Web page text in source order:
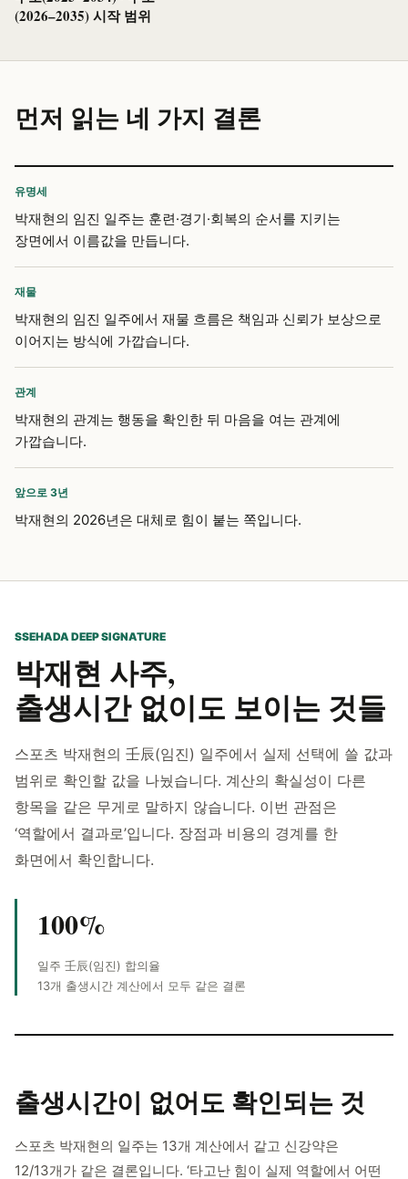
(2026–2035) 시작 범위
먼저 읽는 네 가지 결론
유명세
박재현의 임진 일주는 훈련·경기·회복의 순서를 지키는
장면에서 이름값을 만듭니다.
재물
박재현의 임진 일주에서 재물 흐름은 책임과 신뢰가 보상으로
이어지는 방식에 가깝습니다.
관계
박재현의 관계는 행동을 확인한 뒤 마음을 여는 관계에
가깝습니다.
앞으로 3년
박재현의 2026년은 대체로 힘이 붙는 쪽입니다.
SSEHADA DEEP SIGNATURE
박재현 사주,
출생시간 없이도 보이는 것들
스포츠 박재현의 壬辰(임진) 일주에서 실제 선택에 쓸 값과
범위로 확인할 값을 나눴습니다. 계산의 확실성이 다른
항목을 같은 무게로 말하지 않습니다. 이번 관점은
‘역할에서 결과로’입니다. 장점과 비용의 경계를 한
화면에서 확인합니다.
100%
일주 壬辰(임진) 합의율
13개 출생시간 계산에서 모두 같은 결론
출생시간이 없어도 확인되는 것
스포츠 박재현의 일주는 13개 계산에서 같고 신강약은
12/13개가 같은 결론입니다. ‘타고난 힘이 실제 역할에서 어떤